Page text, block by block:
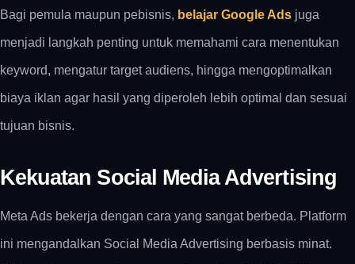
Bagi pemula maupun pebisnis, belajar Google Ads juga
menjadi langkah penting untuk memahami cara menentukan
keyword, mengatur target audiens, hingga mengoptimalkan
biaya iklan agar hasil yang diperoleh lebih optimal dan sesuai
tujuan bisnis.
Kekuatan Social Media Advertising
Meta Ads bekerja dengan cara yang sangat berbeda. Platform
ini mengandalkan Social Media Advertising berbasis minat.